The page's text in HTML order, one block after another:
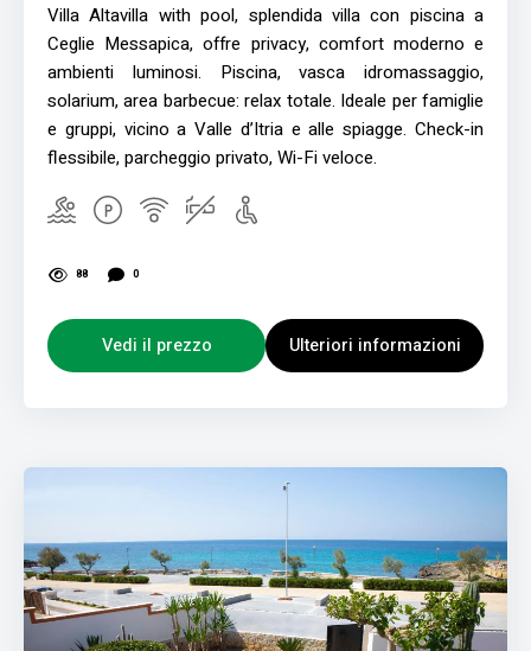
Villa Altavilla with pool, splendida villa con piscina a
Ceglie Messapica, offre privacy, comfort moderno e
ambienti luminosi. Piscina, vasca idromassaggio,
solarium, area barbecue: relax totale. Ideale per famiglie
e gruppi, vicino a Valle d’Itria e alle spiagge. Check-in
flessibile, parcheggio privato, Wi-Fi veloce.
88 0
Vedi il prezzo Ulteriori informazioni